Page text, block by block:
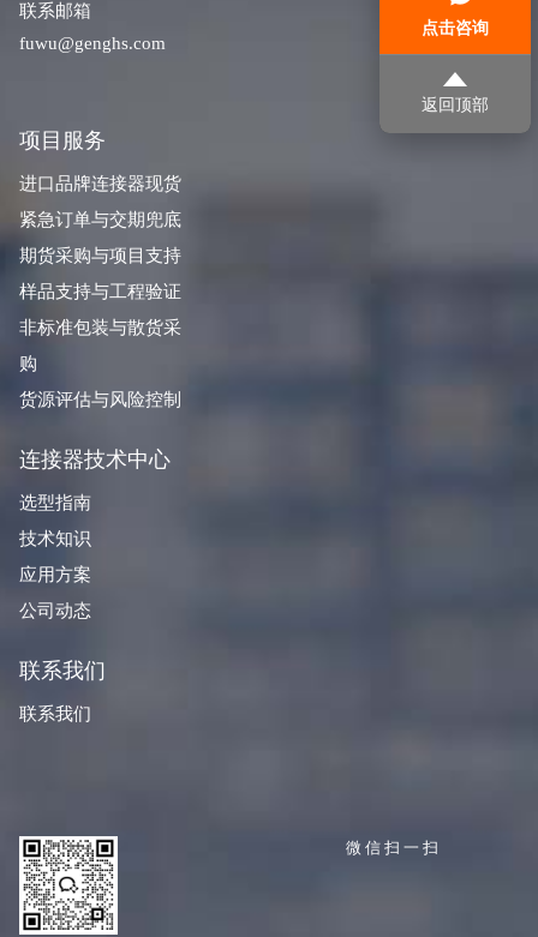
点击咨询
返回顶部
联系邮箱
fuwu@genghs.com
项目服务
进口品牌连接器现货
紧急订单与交期兜底
期货采购与项目支持
样品支持与工程验证
非标准包装与散货采
购
货源评估与风险控制
连接器技术中心
选型指南
技术知识
应用方案
公司动态
联系我们
联系我们
微信扫一扫